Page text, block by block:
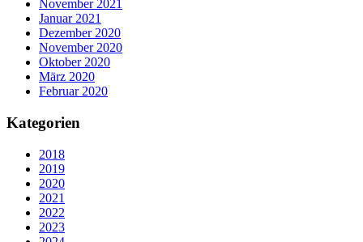
November 2021
Januar 2021
Dezember 2020
November 2020
Oktober 2020
März 2020
Februar 2020
Kategorien
2018
2019
2020
2021
2022
2023